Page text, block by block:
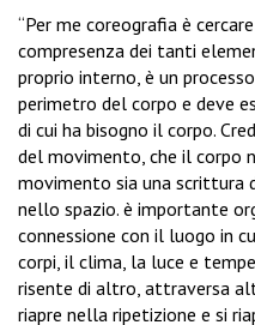
“Per me coreografia è
compresenza dei tanti
proprio interno, è un
perimetro del corpo e deve
di cui ha bisogno il corpo.
del movimento, che il corpo
movimento sia una scrittura
nello spazio. è importante
connessione con il luogo in
corpi, il clima, la luce e
risente di altro, attraversa
riapre nella ripetizione e si